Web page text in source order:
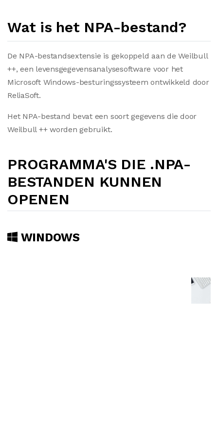
Wat is het NPA-bestand?
De NPA-bestandsextensie is gekoppeld aan de Weilbull
++, een levensgegevensanalysesoftware voor het
Microsoft Windows-besturingssysteem ontwikkeld door
ReliaSoft.
Het NPA-bestand bevat een soort gegevens die door
Weilbull ++ worden gebruikt.
PROGRAMMA'S DIE .NPA-
BESTANDEN KUNNEN
OPENEN
WINDOWS